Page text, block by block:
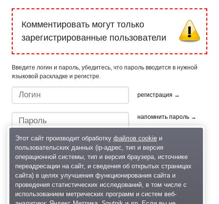
Комментировать могут только
зарегистрированные пользователи
Введите логин и пароль, убедитесь, что пароль вводится в нужной
языковой раскладке и регистре.
регистрация →
напомнить пароль →
Быстрый вход/регистрация, используя профиль в:
Этот сайт производит обработку файлов cookieи
пользовательских данных (ip-адрес, тип и версия
операционной системы, тип и версия браузера, источнике
переадресации на сайт, и сведения об открытых страницах
сайта) в целях улучшения функционирования сайта и
проведения статистических исследований, в том числе с
использованием метрических программ и систем веб-